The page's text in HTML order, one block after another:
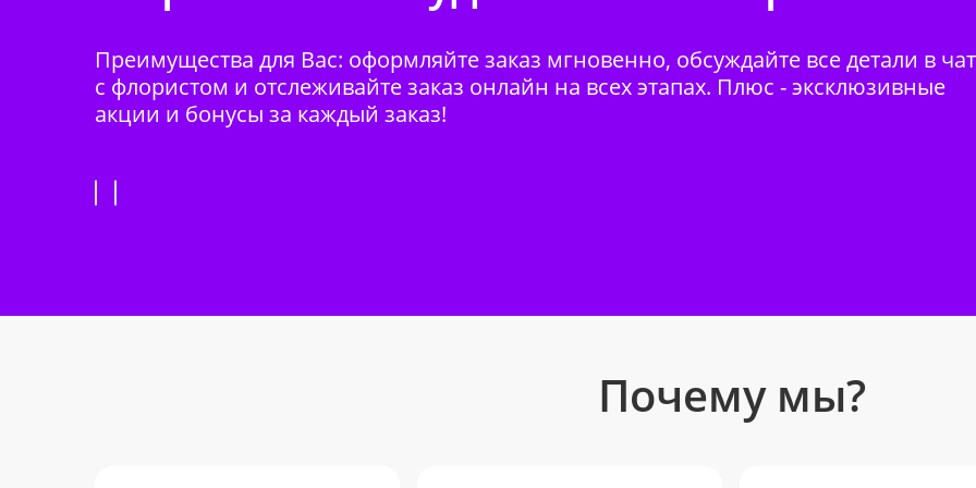
Преимущества для Вас: оформляйте заказ мгновенно, обсуждайте все детали в
с флористом и отслеживайте заказ онлайн на всех этапах. Плюс - эксклюзивные
акции и бонусы за каждый заказ!
Почему мы?